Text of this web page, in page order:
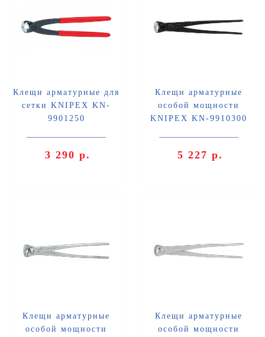
Клещи арматурные для
сетки KNIPEX KN-
9901250
3 290 р.
Клещи арматурные
особой мощности
KNIPEX KN-9910300
5 227 р.
Клещи арматурные
особой мощности
Клещи арматурные
особой мощности